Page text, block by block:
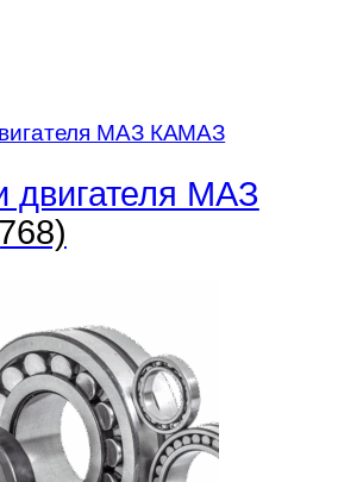
двигателя МАЗ